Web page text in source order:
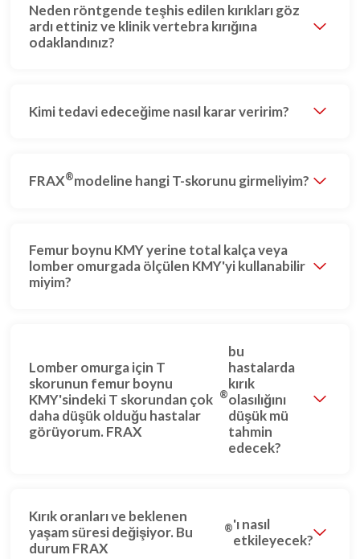
Neden röntgende teşhis edilen kırıkları göz
ardı ettiniz ve klinik vertebra kırığına
odaklandınız?
Kimi tedavi edeceğime nasıl karar veririm?
FRAX®modeline hangi T-skorunu girmeliyim?
Femur boynu KMY yerine total kalça veya
lomber omurgada ölçülen KMY'yi kullanabilir
miyim?
Lomber omurga için T
skorunun femur boynu
KMY'sindeki T skorundan çok
daha düşük olduğu hastalar
görüyorum. FRAX
®
bu
hastalarda
kırık
olasılığını
düşük mü
tahmin
edecek?
Kırık oranları ve beklenen
yaşam süresi değişiyor. Bu
durum FRAX
®'ı nasıl
etkileyecek?